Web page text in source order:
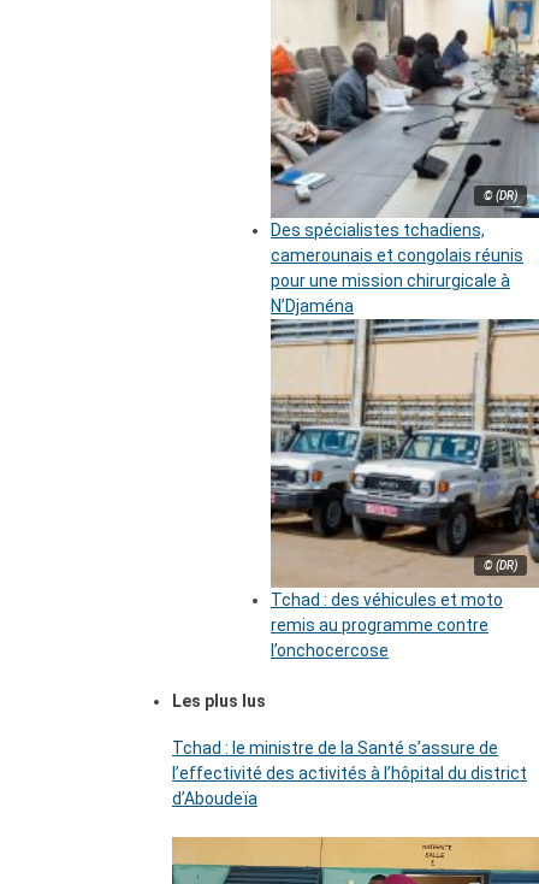
© (DR)
Des spécialistes tchadiens,
camerounais et congolais réunis
pour une mission chirurgicale à
N’Djaména
© (DR)
Tchad : des véhicules et moto
remis au programme contre
l’onchocercose
Les plus lus
Tchad : le ministre de la Santé s’assure de
l’effectivité des activités à l’hôpital du district
d’Aboudeïa